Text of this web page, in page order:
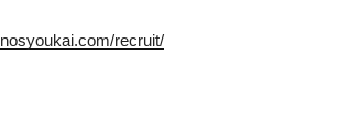
recruit/